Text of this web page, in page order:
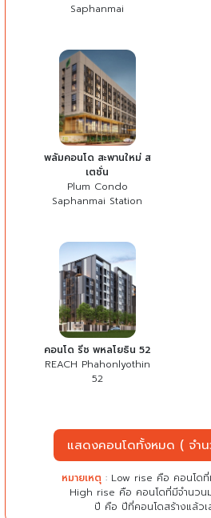
Saphanmai
พลัมคอนโด สะพานใหม่ ส
เตชั่น
Plum Condo
Saphanmai Station
คอนโด รีช พหลโยธิน 52
REACH Phahonlyothin
52
แสดงคอนโดทั้งหมด ( จำ
หมายเหตุ : Low rise คือ คอนโดที่
High rise คือ คอนโดที่มีจำนวน
ปี คือ ปีที่คอนโดสร้างแล้ว